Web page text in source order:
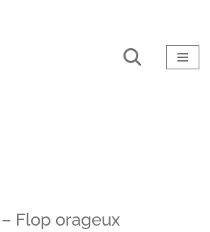
Flop orageux